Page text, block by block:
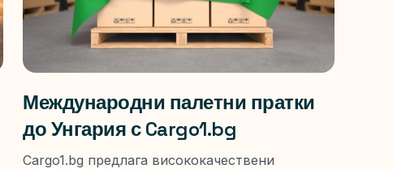
Международни палетни пратки
до Унгария с Cargo1.bg
Cargo1.bg предлага висококачествени